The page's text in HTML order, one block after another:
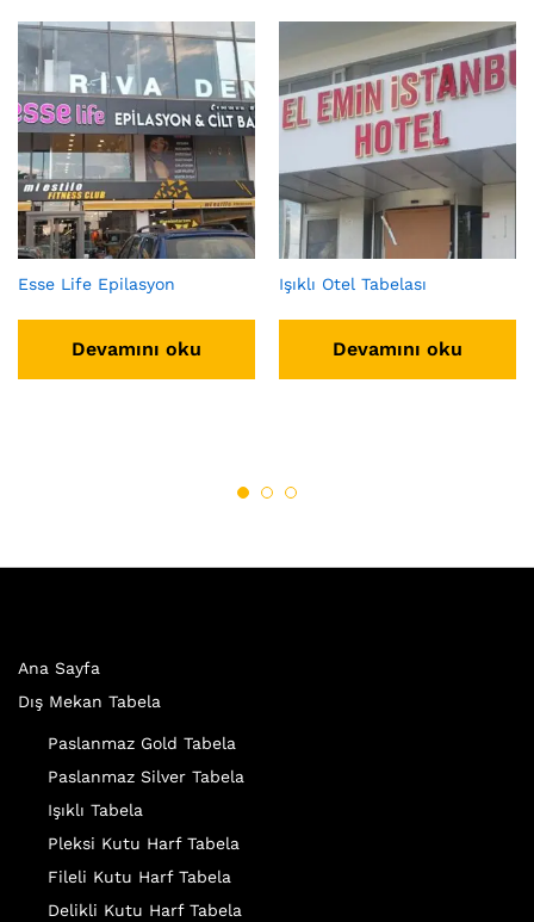
Esse Life Epilasyon
Devamını oku
Işıklı Otel Tabelası
Devamını oku
Ana Sayfa
Dış Mekan Tabela
Paslanmaz Gold Tabela
Paslanmaz Silver Tabela
Işıklı Tabela
Pleksi Kutu Harf Tabela
Fileli Kutu Harf Tabela
Delikli Kutu Harf Tabela